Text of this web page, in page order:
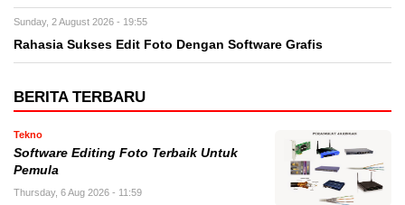
Sunday, 2 August 2026 - 19:55
Rahasia Sukses Edit Foto Dengan Software Grafis
BERITA TERBARU
Tekno
Software Editing Foto Terbaik Untuk
Pemula
Thursday, 6 Aug 2026 - 11:59